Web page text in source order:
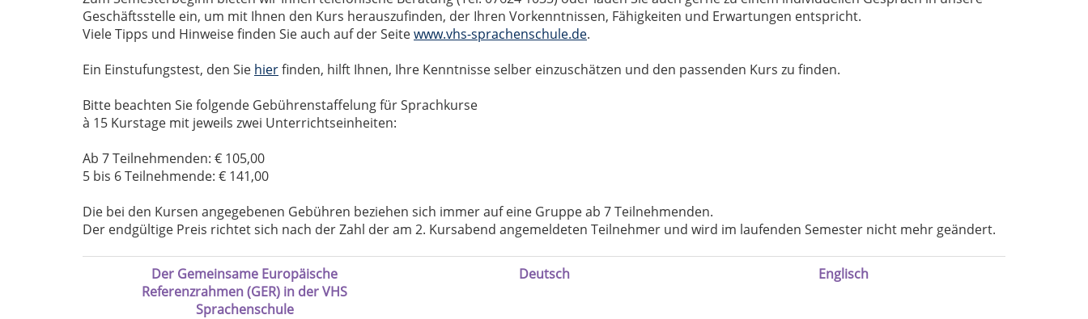
Geschäftsstelle ein, um mit Ihnen den Kurs herauszufinden, der Ihren Vorkenntnissen, Fähigkeiten und Erwartungen entspricht.
Viele Tipps und Hinweise finden Sie auch auf der Seitewww.vhs-sprachenschule.de.
Ein Einstufungstest, den Sie hierfinden, hilft Ihnen, Ihre Kenntnisse selber einzuschätzen und den passenden Kurs zu finden.
Bitte beachten Sie folgende Gebührenstaffelung für Sprachkurse
à 15 Kurstage mit jeweils zwei Unterrichtseinheiten:
Ab 7 Teilnehmenden: € 105,00
5 bis 6 Teilnehmende: € 141,00
Die bei den Kursen angegebenen Gebühren beziehen sich immer auf eine Gruppe ab 7 Teilnehmenden.
Der endgültige Preis richtet sich nach der Zahl der am 2. Kursabend angemeldeten Teilnehmer und wird im laufenden Semester nicht mehr geändert.
Der Gemeinsame Europäische
Referenzrahmen (GER) in der VHS
Sprachenschule
Deutsch Englisch